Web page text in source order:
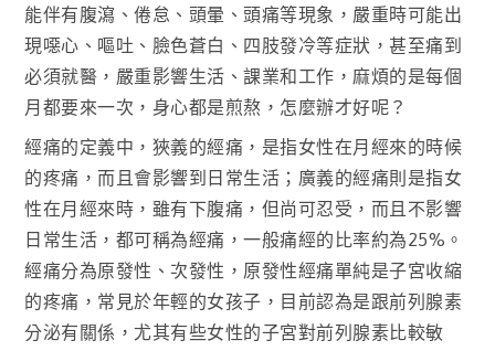
能伴有腹瀉、倦怠、頭暈、頭痛等現象，嚴重時可能出
現噁心、嘔吐、臉色蒼白、四肢發冷等症狀，甚至痛到
必須就醫，嚴重影響生活、課業和工作，麻煩的是每個
月都要來一次，身心都是煎熬，怎麼辦才好呢？
經痛的定義中，狹義的經痛，是指女性在月經來的時候
的疼痛，而且會影響到日常生活；廣義的經痛則是指女
性在月經來時，雖有下腹痛，但尚可忍受，而且不影響
日常生活，都可稱為經痛，一般痛經的比率約為25%。
經痛分為原發性、次發性，原發性經痛單純是子宮收縮
的疼痛，常見於年輕的女孩子，目前認為是跟前列腺素
分泌有關係，尤其有些女性的子宮對前列腺素比較敏